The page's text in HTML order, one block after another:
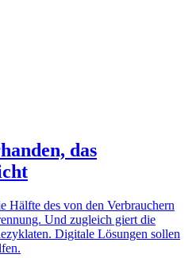
das
Hälfte des von den Verbrauchern
Und zugleich giert die
Digitale Lösungen sollen